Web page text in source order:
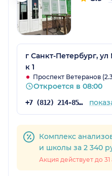
г Санкт-Петербург,
к 1
Проспект Ветеранов
Откроется в 08:00
+7 (812) 214-85-23
Комплекс
и школы за 2 340
Акция действует до 31